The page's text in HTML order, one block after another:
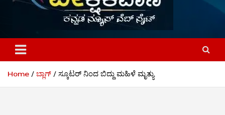
ವೀಕ್ಷಕವಾಣಿ
Home ಬ್ಲಾಗ್ ಸ್ಕೂಟರ್ ನಿಂದ ಬಿದ್ದು ಮಹಿಳೆ ಮೃತ್ಯು